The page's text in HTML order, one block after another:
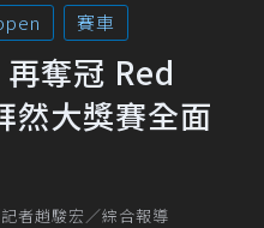
賽車
奪冠 Red
然大獎賽全面
者趙駿宏／綜合報導